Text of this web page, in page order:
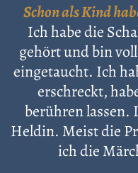
Schon als Kind
Ich habe die
gehört und bin
eingetaucht. Ich
erschreckt,
berühren lassen.
Heldin. Meist die
ich die